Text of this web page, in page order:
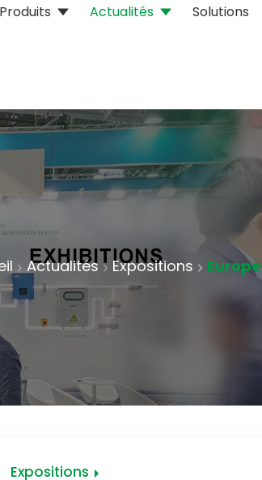
Produits Actualités Solutions
Actualités Expositions Europe
Expositions